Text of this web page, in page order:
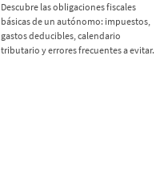
Descubre las obligaciones fiscales
básicas de un autónomo: impuestos,
gastos deducibles, calendario
tributario y errores frecuentes a evitar.